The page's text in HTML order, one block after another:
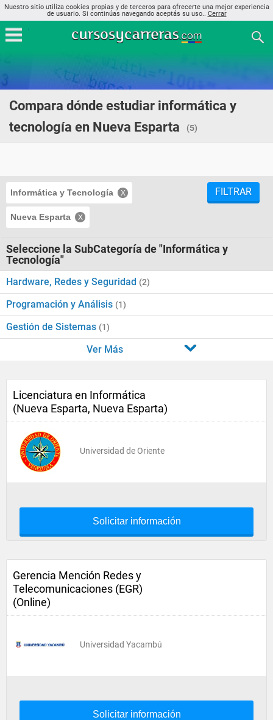
Nuestro sitio utiliza cookies propias y de terceros para ofrecerte una mejor experiencia
de usuario. Si continúas navegando aceptás su uso.. Cerrar
Compara dónde estudiar informática y
tecnología en Nueva Esparta
(5)
Informática y Tecnología
Nueva Esparta
FILTRAR
Seleccione la SubCategoría de "Informática y
Tecnología"
Hardware, Redes y Seguridad (2)
Programación y Análisis (1)
Gestión de Sistemas (1)
Ver Más
Licenciatura en Informática
(Nueva Esparta, Nueva Esparta)
Universidad de Oriente
Solicitar información
Gerencia Mención Redes y
Telecomunicaciones (EGR)
(Online)
Universidad Yacambú
Solicitar información